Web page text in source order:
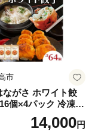
市
ながさ ホワイト餃
個×4パック 冷凍
B級グルメ ご当地
まみ おかず 簡単調
14,000円